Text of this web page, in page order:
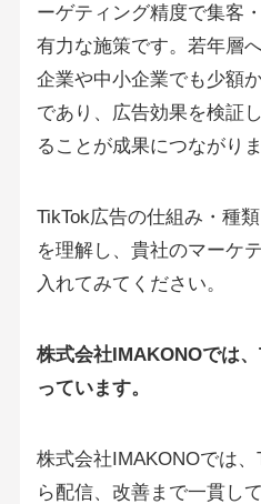
ーゲティング精度で集客
有力な施策です。若年層
企業や中小企業でも少額
であり、広告効果を検証
ることが成果につながりま
TikTok広告の仕組み・種
を理解し、貴社のマーケ
入れてみてください。
株式会社IMAKONOでは
っています。
株式会社IMAKONOでは
ら配信、改善まで一貫し